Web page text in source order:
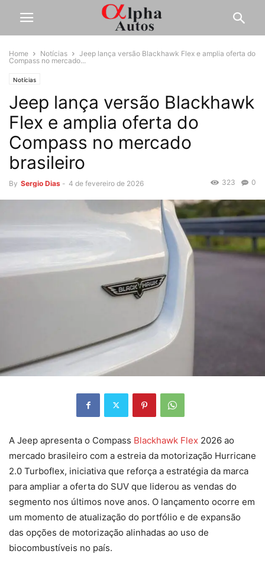
Home Notícias
Jeep lança versão Blackhawk Flex e amplia oferta do
Compass no mercado...
Notícias
Jeep lança versão Blackhawk
Flex e amplia oferta do
Compass no mercado
brasileiro
By Sergio Dias - 4 de fevereiro de 2026 0
323
A Jeep apresenta o Compass Blackhawk Flex 2026 ao
mercado brasileiro com a estreia da motorização Hurricane
2.0 Turboflex, iniciativa que reforça a estratégia da marca
para ampliar a oferta do SUV que liderou as vendas do
segmento nos últimos nove anos. O lançamento ocorre em
um momento de atualização do portfólio e de expansão
das opções de motorização alinhadas ao uso de
biocombustíveis no país.